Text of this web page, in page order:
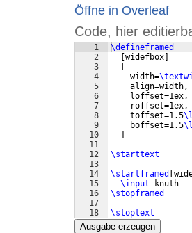
Öffne in Overleaf
Code, hier
1
2
3
4
5
6
7
8
9
10
11
12
13
14
15
16
17
18
\defineframed
widefbox
    width=
    align=width,
    loffset=1ex,
    roffset=1ex,
    toffset=1.5
    boffset=1.5
\starttext
\startframed
\input knuth
\stopframed
\stoptext
Ausgabe erzeugen